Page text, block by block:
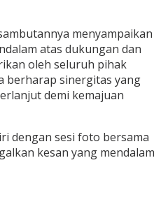
menyampaikan
atas dukungan dan
oleh seluruh pihak
berharap sinergitas yang
demi kemajuan
dengan sesi foto bersama
kesan yang mendalam